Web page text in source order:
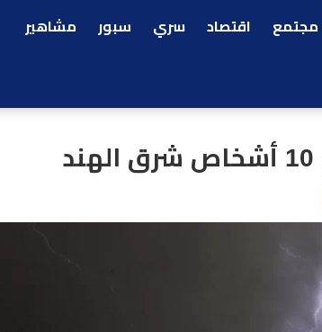
مجتمع اقتصاد سري سبور مشاهير